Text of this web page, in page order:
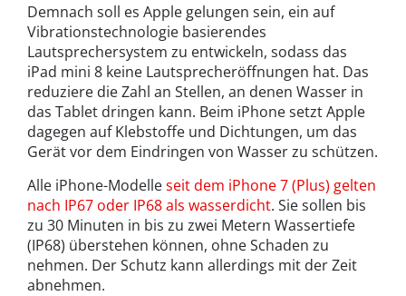
Demnach soll es Apple gelungen sein, ein auf
Vibrationstechnologie basierendes
Lautsprechersystem zu entwickeln, sodass das
iPad mini 8 keine Lautsprecheröffnungen hat. Das
reduziere die Zahl an Stellen, an denen Wasser in
das Tablet dringen kann. Beim iPhone setzt Apple
dagegen auf Klebstoffe und Dichtungen, um das
Gerät vor dem Eindringen von Wasser zu schützen.
Alle iPhone-Modelleseit dem iPhone 7 (Plus) gelten
nach IP67 oder IP68 als wasserdicht. Sie sollen bis
zu 30 Minuten in bis zu zwei Metern Wassertiefe
(IP68) überstehen können, ohne Schaden zu
nehmen. Der Schutz kann allerdings mit der Zeit
abnehmen.